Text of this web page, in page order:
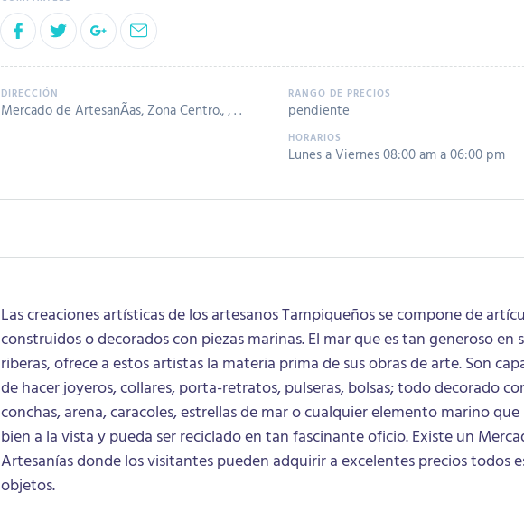
Mercado de ArtesanÃ­as, Zona Centro., , . . pendiente
Lunes a Viernes 08:00 am a 06:00 pm
Las creaciones artísticas de los artesanos Tampiqueños se compone de
construidos o decorados con piezas marinas. El mar que es tan generoso en
riberas, ofrece a estos artistas la materia prima de sus obras de arte. Son
de hacer joyeros, collares, porta-retratos, pulseras, bolsas; todo decorado
conchas, arena, caracoles, estrellas de mar o cualquier elemento marino que
bien a la vista y pueda ser reciclado en tan fascinante oficio. Existe un
Artesanías donde los visitantes pueden adquirir a excelentes precios todos
objetos.